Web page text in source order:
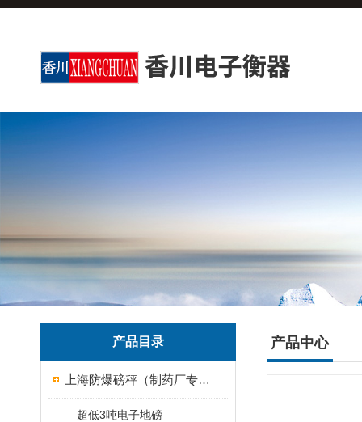
产品目录
上海防爆磅秤（制药厂专用）
超低3吨电子地磅
产品中心